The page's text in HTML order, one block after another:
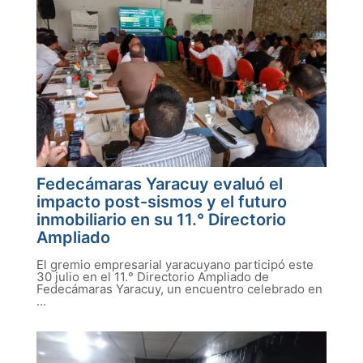
Fedecámaras Yaracuy evaluó el
impacto post-sismos y el futuro
inmobiliario en su 11.° Directorio
Ampliado
El gremio empresarial yaracuyano participó este
30 julio en el 11.° Directorio Ampliado de
Fedecámaras Yaracuy, un encuentro celebrado en
...